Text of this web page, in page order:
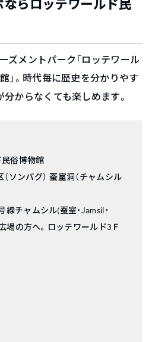
らロッテワールド民
ズメントパーク「ロッテワール
」。時代毎に歴史を分かりやす
分からなくても楽しめます。
民俗博物館
（ソンパグ） 蚕室洞（チャムシル
線チャムシル(蚕室・Jamsil・
場の方へ。ロッテワールド3Ｆ